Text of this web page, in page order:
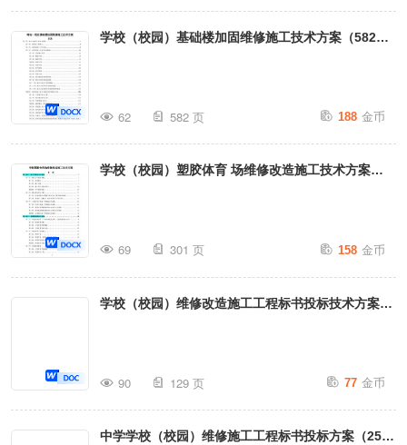
学校（校园）基础楼加固维修施工技术方案（582
62 582 页 188 金币
学校（校园）塑胶体育 场维修改造施工技术方案
69 301 页 158 金币
学校（校园）维修改造施工工程标书投标技术方案
90 129 页 77 金币
中学学校（校园）维修施工工程标书投标方案（256